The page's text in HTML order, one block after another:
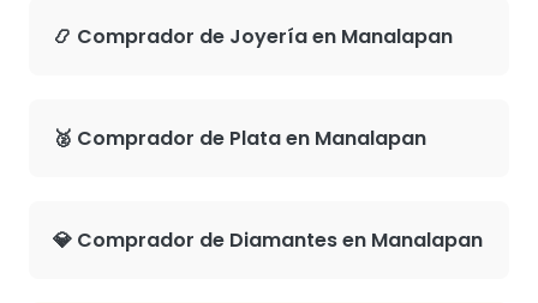
📿 Comprador de Joyería en Manalapan
🥈 Comprador de Plata en Manalapan
💎 Comprador de Diamantes en Manalapan